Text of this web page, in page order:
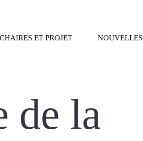
CHAIRES ET PROJET NOUVELLES
de la